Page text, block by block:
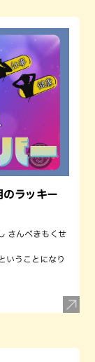
ラッキー
さんぺきもくせ
いうことになり